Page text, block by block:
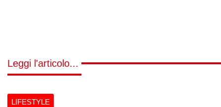
Leggi l'articolo...
LIFESTYLE